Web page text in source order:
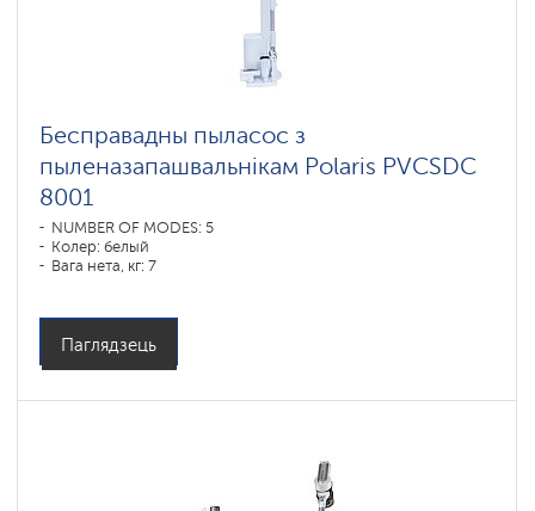
Бесправадны пыласос з
пыленазапашвальнікам Polaris PVCSDC
8001
NUMBER OF MODES: 5
Колер: белый
Вага нета, кг: 7
Паглядзець